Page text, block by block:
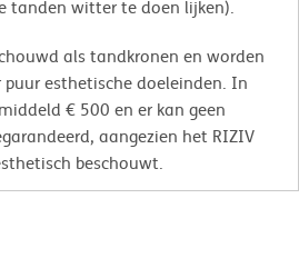
tanden witter te doen lijken).
als tandkronen en worden
esthetische doeleinden. In
€ 500 en er kan geen
aangezien het RIZIV
beschouwt.